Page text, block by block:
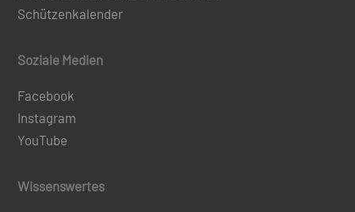
Schützenkalender
Soziale Medien
Facebook
Instagram
YouTube
Wissenswertes